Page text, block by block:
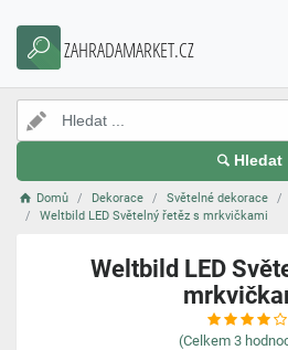
ZAHRADAMARKET.CZ
Hledat
Domů Dekorace Světelné dekorace
Weltbild LED Světelný řetěz s mrkvičkami
Weltbild LED
(Celkem 3